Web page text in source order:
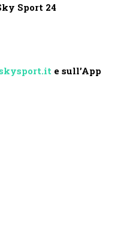
Sport 24
e sull’App